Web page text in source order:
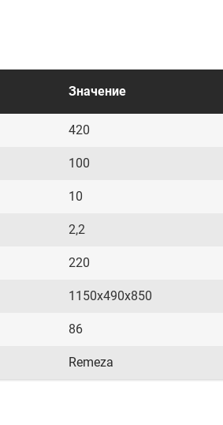
Значение
420
100
10
2,2
220
1150x490x850
86
Remeza